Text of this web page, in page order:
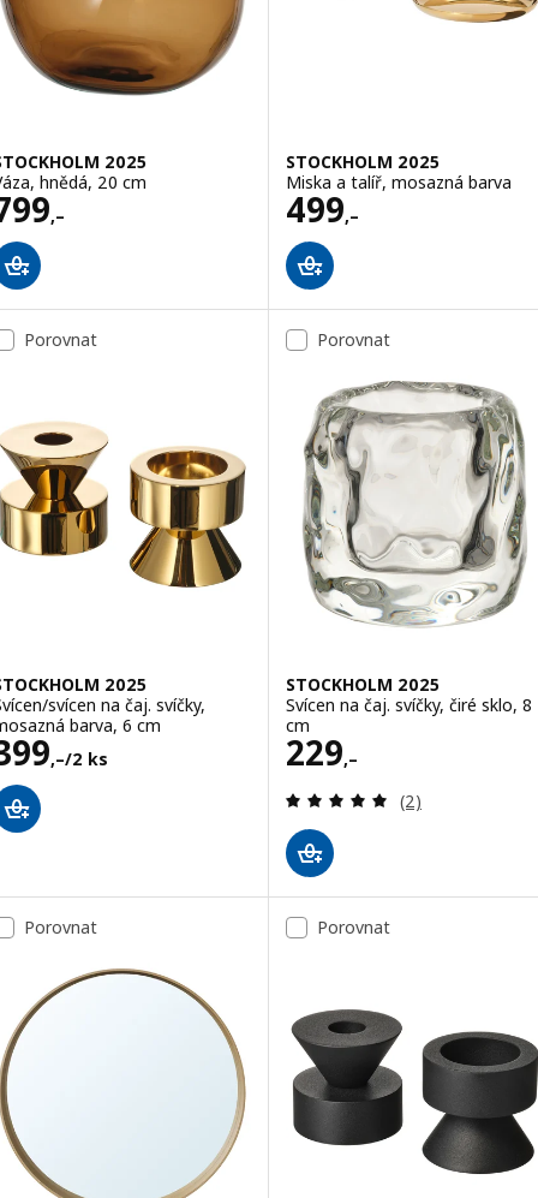
2025
hnědá, 20 cm
,– 799,–
STOCKHOLM 2025
Miska a talíř, mosazná barva
499,–
Cena 499,–
Porovnat
2025
svícen na čaj. svíčky,
barva, 6 cm
,–/2 ks
399,–/2 ks
Porovnat
STOCKHOLM 2025
Svícen na čaj. svíčky, čiré sklo, 8
cm
229,–
Cena 229,–
Recenze: 5 z 5
(2)
Porovnat Porovnat